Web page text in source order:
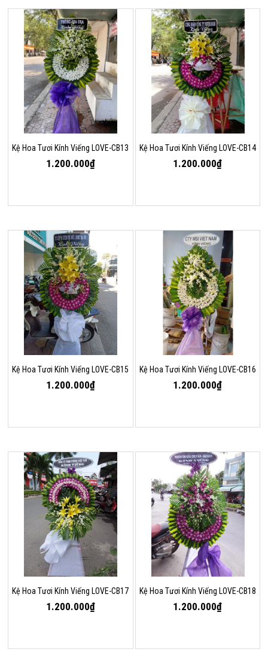
Kệ Hoa Tươi Kính Viếng LOVE-CB13
1.200.000₫
Kệ Hoa Tươi Kính Viếng LOVE-CB14
1.200.000₫
Kệ Hoa Tươi Kính Viếng LOVE-CB15
1.200.000₫
Kệ Hoa Tươi Kính Viếng LOVE-CB16
1.200.000₫
Kệ Hoa Tươi Kính Viếng LOVE-CB17
1.200.000₫
Kệ Hoa Tươi Kính Viếng LOVE-CB18
1.200.000₫